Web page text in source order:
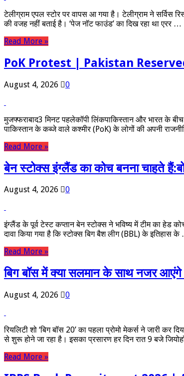
टेलीग्राम एपल स्टोर पर वापस आ गया है। टेलीग्राम ने सर्विस
की वजह नहीं बताई है। ‘पेज नॉट फाउंड’ का दिख रहा था एरर …
Read More »
PoK Protest | Pakistan
August 4, 2026 0
मुजफ्फराबाद3 मिनट पहलेकॉपी लिंकपाकिस्तान और भारत के
पाकिस्तान के कब्जे वाले कश्मीर (PoK) के लोगों की अपनी
Read More »
बेन स्टोक्स इंग्लैंड का कोच बनना चाहते
August 4, 2026 0
इंग्लैंड के पूर्व टेस्ट कप्तान बेन स्टोक्स ने भविष्य में टीम का हेड
दावा किया गया है कि स्टोक्स बिग बैश लीग (BBL) के इतिहास
Read More »
बिग बॉस में क्या सलमान के साथ नजर आएंगे
August 4, 2026 0
रियलिटी शो ‘बिग बॉस 20’ का पहला प्रोमो मेकर्स ने जारी
से शुरू होने जा रहा है। इसका प्रसारण हर दिन रात 9 बजे
Read More »